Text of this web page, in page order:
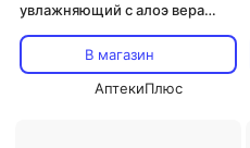
увлажняющий с алоэ вера
бежевый 30 гВ магазин
АптекиПлюс